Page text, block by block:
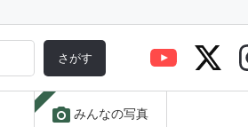
さがす
photo_camera みんなの写真